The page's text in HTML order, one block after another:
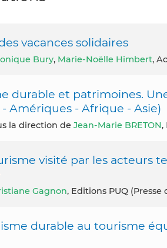
vacances solidaires
Bury, Marie-Noëlle Himbert,
durable et patrimoines.
- Amériques - Afrique - Asie)
la direction de Jean-Marie BRETON,
visité par les acteurs
Gagnon, Editions PUQ
durable au tourisme